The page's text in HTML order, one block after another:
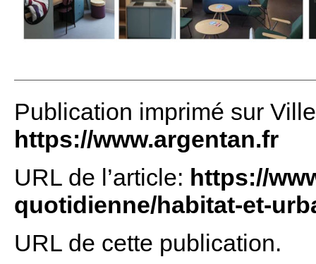
Publication imprimé sur
https://www.argentan.fr
URL de l’article: https://
quotidienne/habitat-et-
URL de cette publication.